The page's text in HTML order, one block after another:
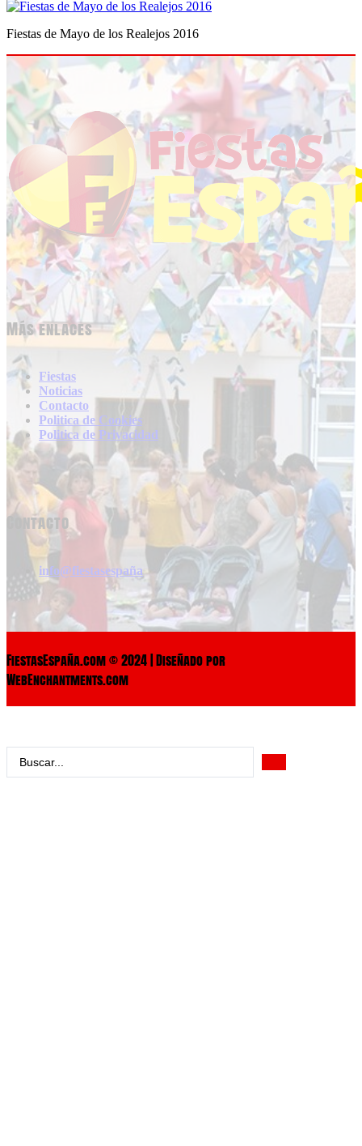
Fiestas de Mayo de los Realejos 2016
Más enlaces
Fiestas
Noticias
Contacto
Politica de Cookies
Politica de Privacidad
Contacto
info@fiestasespaña
FiestasEspaña.com © 2024 | Diseñado por
WebEnchantments.com